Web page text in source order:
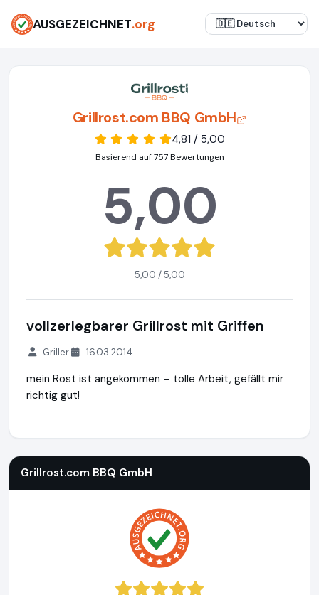
AUSGEZEICHNET.org
Grillrost.com BBQ GmbH
4,81 / 5,00
Basierend auf 757 Bewertungen
5,00
5,00 / 5,00
vollzerlegbarer Grillrost mit Griffen
Griller 16.03.2014
mein Rost ist angekommen – tolle Arbeit, gefällt mir
richtig gut!
Grillrost.com BBQ GmbH